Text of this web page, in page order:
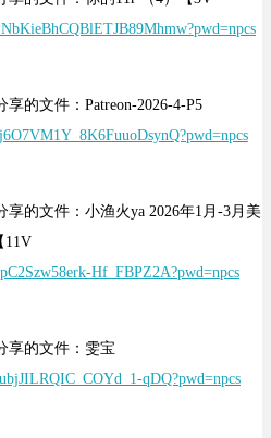
的文件：Patreon-2026-4-P5
享的文件：小渔火ya 2026年1月-3月美
11V
Hf_FBPZ2A?pwd=npcs
享的文件：雯宝
qDQ?pwd=npcs